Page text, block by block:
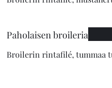
Paholaisen broileria
Broilerin rintafilé, tummaa